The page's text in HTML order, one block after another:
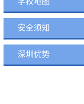
安全须知
深圳优势